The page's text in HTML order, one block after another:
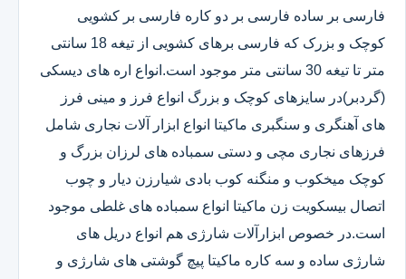
فارسی بر ساده فارسی بر دو کاره فارسی بر کشویی
کوچک و بزرک که فارسی برهای کشویی از تیغه 18 سانتی
متر تا تیغه 30 سانتی متر موجود است.انواع اره های دیسکی
(گردبر)در سایزهای کوچک و بزرگ انواع فرز و مینی فرز
های آهنگری و سنگبری ماکیتا انواع ابزار آلات نجاری شامل
فرزهای نجاری مچی و دستی سمباده های لرزان بزرگ و
کوچک میخکوب و منگنه کوب بادی شیارزن دیار و چوب
اتصال بیسکویت زن ماکیتا انواع سمباده های غلطی موجود
است.در خصوص ابزارآلات شارژی هم انواع دریل های
شارژی ساده و سه کاره ماکیتا پیچ گوشتی های شارژی و